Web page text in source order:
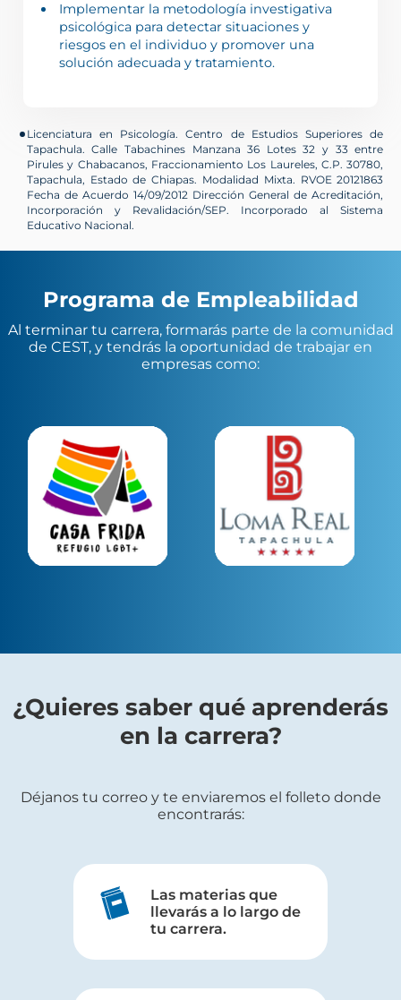
Implementar la metodología investigativa
psicológica para detectar situaciones y
riesgos en el individuo y promover una
solución adecuada y tratamiento.
Licenciatura en Psicología. Centro de Estudios Superiores de
Tapachula. Calle Tabachines Manzana 36 Lotes 32 y 33 entre
Pirules y Chabacanos, Fraccionamiento Los Laureles, C.P. 30780,
Tapachula, Estado de Chiapas. Modalidad Mixta. RVOE 20121863
Fecha de Acuerdo 14/09/2012 Dirección General de Acreditación,
Incorporación y Revalidación/SEP. Incorporado al Sistema
Educativo Nacional.
Programa de Empleabilidad
Al terminar tu carrera, formarás parte de la comunidad
de CEST, y tendrás la oportunidad de trabajar en
empresas como:
¿Quieres saber qué aprenderás
en la carrera?
Déjanos tu correo y te enviaremos el folleto donde
encontrarás:
Las materias que
llevarás a lo largo de
tu carrera.